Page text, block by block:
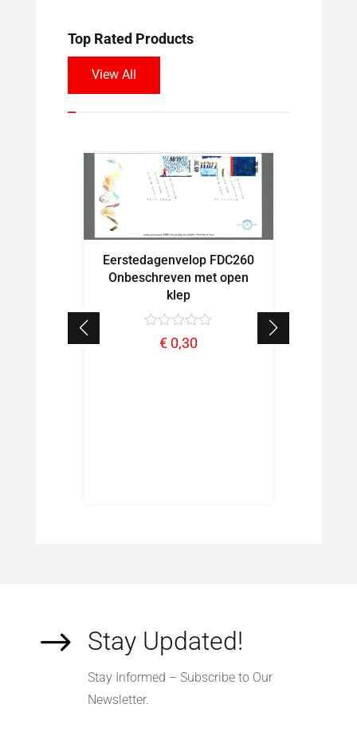
Top Rated Products
View All
Eerstedagenvelop FDC260
Onbeschreven met open
klep
€0,30
$ Stay Updated!
Stay Informed – Subscribe to Our
Newsletter.